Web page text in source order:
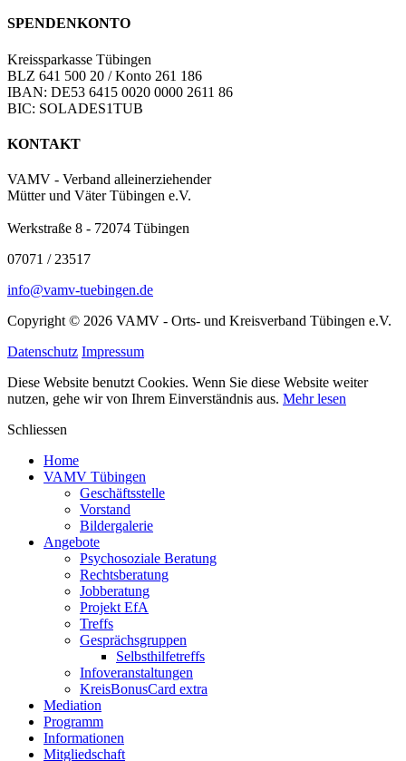
SPENDENKONTO
Kreissparkasse Tübingen
BLZ 641 500 20 / Konto 261 186
IBAN: DE53 6415 0020 0000 2611 86
BIC: SOLADES1TUB
KONTAKT
VAMV - Verband alleinerziehender
Mütter und Väter Tübingen e.V.
Werkstraße 8 - 72074 Tübingen
07071 / 23517
info@vamv-tuebingen.de
Copyright © 2026 VAMV - Orts- und Kreisverband Tübingen e.V.
Datenschutz Impressum
Diese Website benutzt Cookies. Wenn Sie diese Website weiter
nutzen, gehe wir von Ihrem Einverständnis aus. Mehr lesen
Schliessen
Home
VAMV Tübingen
Geschäftsstelle
Vorstand
Bildergalerie
Angebote
Psychosoziale Beratung
Rechtsberatung
Jobberatung
Projekt EfA
Treffs
Gesprächsgruppen
Selbsthilfetreffs
Infoveranstaltungen
KreisBonusCard extra
Mediation
Programm
Informationen
Mitgliedschaft